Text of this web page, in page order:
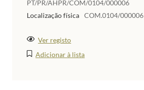
PT/PR/AHPR/COM/0104/000006
Localização física COM.0104/000006
Ver registo
Adicionar à lista